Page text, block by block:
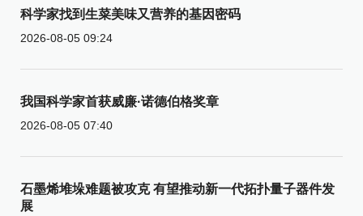
科学家找到生菜美味又营养的基因密码
2026-08-05 09:24
我国科学家首获威廉·诺德伯格奖章
2026-08-05 07:40
石墨烯堆垛难题被攻克 有望推动新一代拓扑量子器件发
展